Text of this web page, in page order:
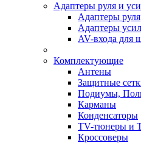
Адаптеры руля и
Адаптеры руля
Адаптеры
AV-входа для
Комплектующие
Антены
Защитные
Подиумы,
Карманы
Конденсаторы
TV-тюнеры и
Кроссоверы